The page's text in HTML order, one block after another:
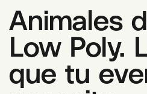
Animales
Low Poly.
que tu